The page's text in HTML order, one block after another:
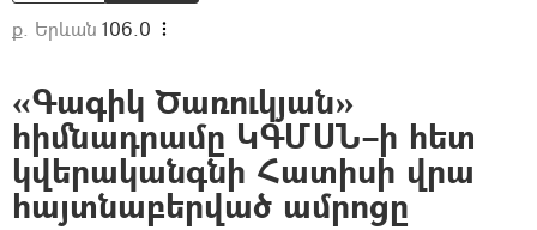
ք. Երևան 106.0
«Գագիկ Ծառուկյան»
հիմնադրամը ԿԳՄՍՆ–ի հետ
կվերականգնի Հատիսի վրա
հայտնաբերված ամրոցը